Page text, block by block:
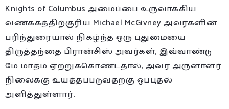
Knights of Columbus அமைப்பை உருவாக்கிய
வணக்கத்திற்குரிய Michael McGivney அவர்களின்
பரிந்துரையால் நிகழ்ந்த ஒரு புதுமையை
திருத்தந்தை பிரான்சிஸ் அவர்கள், இவ்வாண்டு
மே மாதம் ஏற்றுக்கொண்டதால், அவர் அருளாளர்
நிலைக்கு உயத்தப்படுவதற்கு ஒப்புதல்
அளித்துள்ளார்.